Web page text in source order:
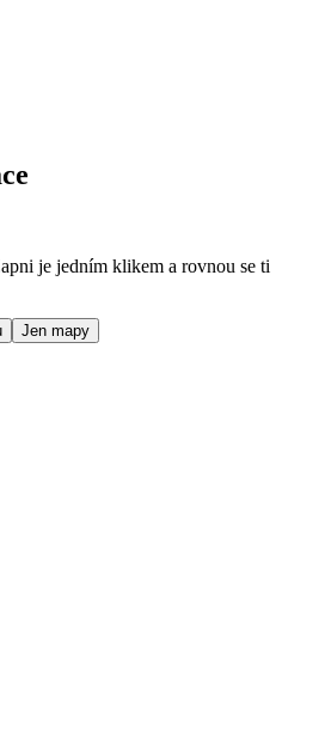
je jedním klikem a rovnou se ti
Jen mapy